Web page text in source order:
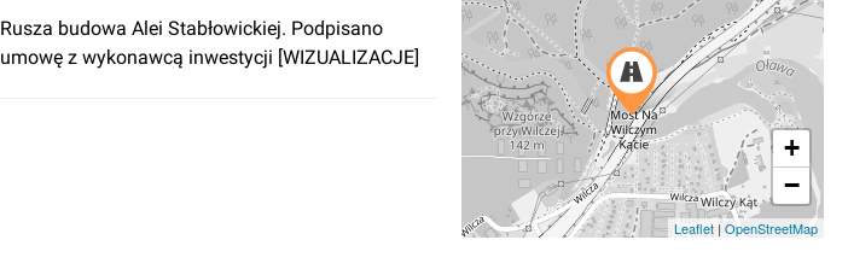
Rusza budowa Alei Stabłowickiej. Podpisano
umowę z wykonawcą inwestycji [WIZUALIZACJE]
+
−
Leaflet | OpenStreetMap